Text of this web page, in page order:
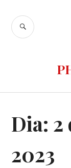
Dia: 2
2023